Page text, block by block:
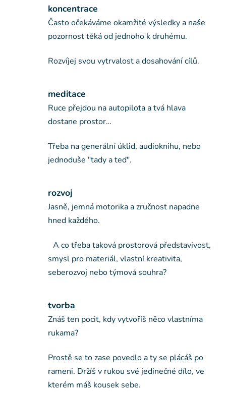
koncentrace
Často očekáváme okamžité výsledky a naše
pozornost těká od jednoho k druhému.
Rozvíjej svou vytrvalost a dosahování cílů.
meditace
Ruce přejdou na autopilota a tvá hlava
dostane prostor…
Třeba na generální úklid, audioknihu, nebo
jednoduše "tady a teď".
rozvoj
Jasně, jemná motorika a zručnost napadne
hned každého.
A co třeba taková prostorová představivost,
smysl pro materiál, vlastní kreativita,
seberozvoj nebo týmová souhra?
tvorba
Znáš ten pocit, kdy vytvoříš něco vlastníma
rukama?
Prostě se to zase povedlo a ty se plácáš po
rameni. Držíš v rukou své jedinečné dílo, ve
kterém máš kousek sebe.